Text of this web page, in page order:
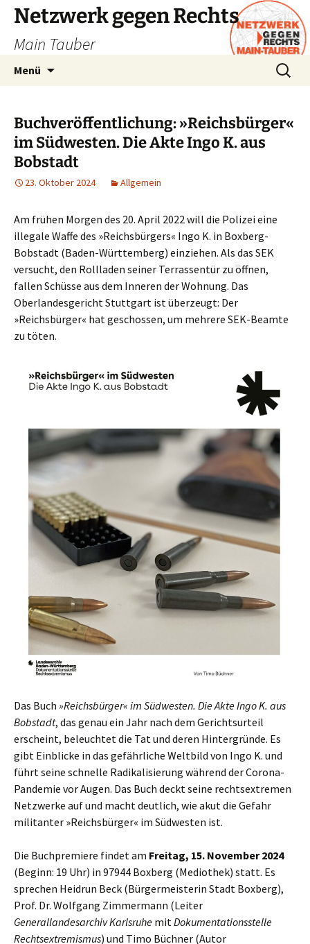
Zum
Inhalt
springen
Netzwerk gegen Rechts
Main Tauber
Menü
Suchen
nach:
Buchveröffentlichung: »Reichsbürger«
im Südwesten. Die Akte Ingo K. aus
Bobstadt
23. Oktober 2024 Allgemein
Am frühen Morgen des 20. April 2022 will die Polizei eine
illegale Waffe des »Reichsbürgers« Ingo K. in Boxberg-
Bobstadt (Baden-Württemberg) einziehen. Als das SEK
versucht, den Rollladen seiner Terrassentür zu öffnen,
fallen Schüsse aus dem Inneren der Wohnung. Das
Oberlandesgericht Stuttgart ist überzeugt: Der
»Reichsbürger« hat geschossen, um mehrere SEK-Beamte
zu töten.
Das Buch »Reichsbürger«im Südwesten. Die Akte Ingo K. aus
Bobstadt, das genau ein Jahr nach dem Gerichtsurteil
erscheint, beleuchtet die Tat und deren Hintergründe. Es
gibt Einblicke in das gefährliche Weltbild von Ingo K. und
führt seine schnelle Radikalisierung während der Corona-
Pandemie vor Augen. Das Buch deckt seine rechtsextremen
Netzwerke auf und macht deutlich, wie akut die Gefahr
militanter »Reichsbürger« im Südwesten ist.
Die Buchpremiere findet am Freitag, 15. November 2024
(Beginn: 19 Uhr) in 97944 Boxberg (Mediothek) statt. Es
sprechen Heidrun Beck (Bürgermeisterin Stadt Boxberg),
Prof. Dr. Wolfgang Zimmermann (Leiter
Generallandesarchiv Karlsruhe mitDokumentationsstelle
Rechtsextremismus) und Timo Büchner (Autor